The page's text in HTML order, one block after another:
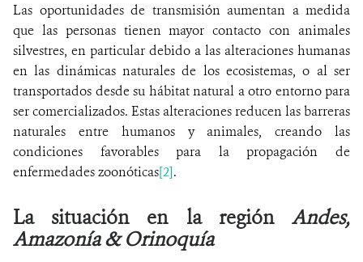
Las oportunidades de transmisión aumentan a medida
que las personas tienen mayor contacto con animales
silvestres, en particular debido a las alteraciones humanas
en las dinámicas naturales de los ecosistemas, o al ser
transportados desde su hábitat natural a otro entorno para
ser comercializados. Estas alteraciones reducen las barreras
naturales entre humanos y animales, creando las
condiciones favorables para la propagación de
enfermedades zoonóticas[2].
La situación en la región Andes,
Amazonía & Orinoquía